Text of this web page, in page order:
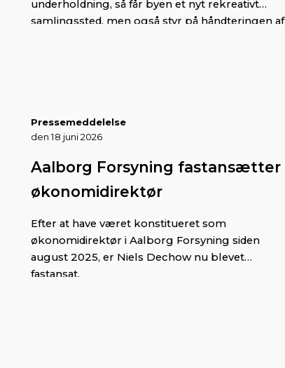
underholdning, så får byen et nyt rekreativt
samlingssted, men også styr på håndteringen af
Pressemeddelelse
den 18 juni 2026
Aalborg Forsyning fastansætter
økonomidirektør
Efter at have været konstitueret som
økonomidirektør i Aalborg Forsyning siden
august 2025, er Niels Dechow nu blevet
fastansat.